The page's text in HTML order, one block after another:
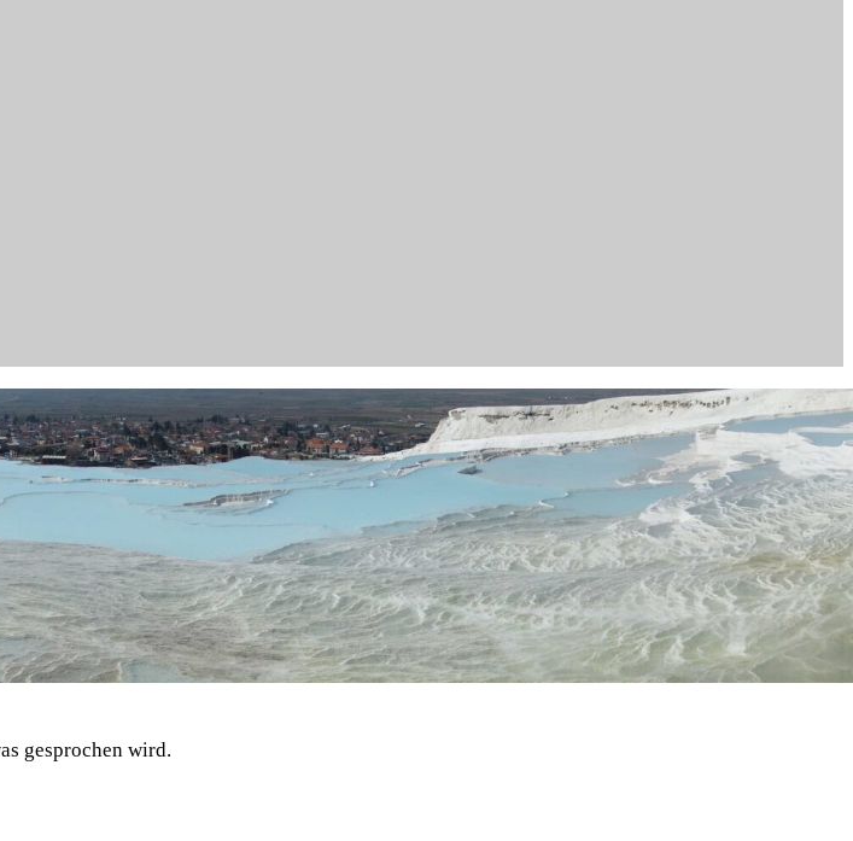
gesprochen wird.